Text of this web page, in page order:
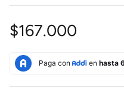
$167.000